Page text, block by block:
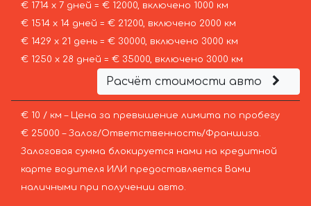
€ 1714 х 7 дней = € 12000, включено 1000 км
€ 1514 х 14 дней = € 21200, включено 2000 км
€ 1429 х 21 день = € 30000, включено 3000 км
€ 1250 х 28 дней = € 35000, включено 3000 км
Расчёт стоимости авто
€ 10 / км – Цена за превышение лимита по пробегу
€ 25000 – Залог/Ответственность/Франшиза.
Залоговая сумма блокируется нами на кредитной
карте водителя ИЛИ предоставляется Вами
наличными при получении авто.